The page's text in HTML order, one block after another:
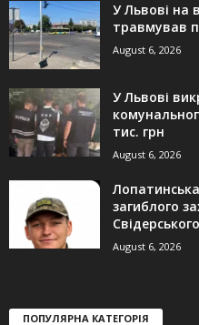
У Львові на
травмував
August 6, 2026
У Львові
тис. грн
August 6, 2026
загиблого
Свідерського
August 6, 2026
ПОПУЛЯРНА КАТЕГОРІЯ